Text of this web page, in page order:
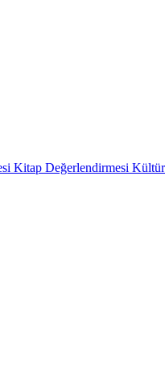
Kitap Değerlendirmesi